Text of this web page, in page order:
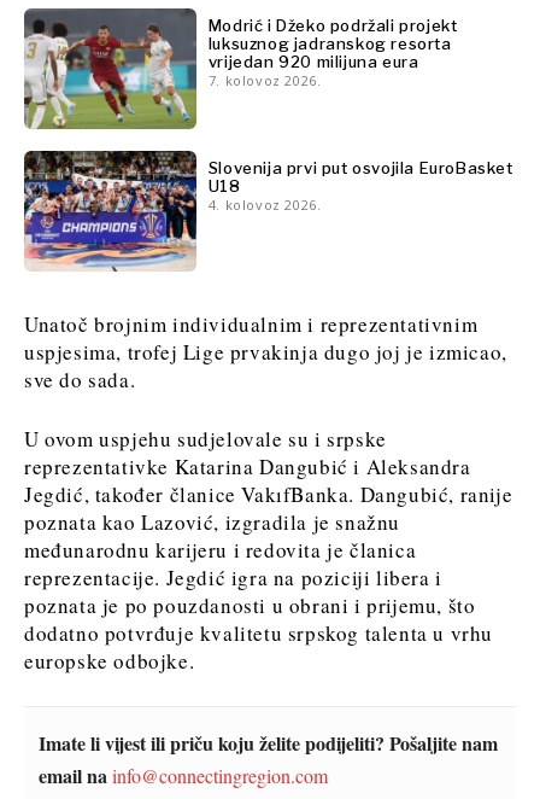
Insights
Intervju
Mišljenje
Svijet
Analiza
Vijesti
Događanja
Sport
Lifestyle
Hrana
piće
O nama Kontakt Oglašavanje Pretplata
Insights
Intervju
Mišljenje
Svijet
Analiza
Discover
Vijesti
Događanja
Sport
Lifestyle
Putovanja
Hrana
& piće
Western
Balkans
O nama Kontakt Oglašavanje Pretplata
Modrić i Džeko podržali projekt
luksuznog jadranskog resorta
vrijedan 920 milijuna eura
7. kolovoz 2026.
Slovenija prvi put osvojila EuroBasket
U18
4. kolovoz 2026.
Unatoč brojnim individualnim i reprezentativnim
uspjesima, trofej Lige prvakinja dugo joj je izmicao,
sve do sada.
U ovom uspjehu sudjelovale su i srpske
reprezentativke Katarina Dangubić i Aleksandra
Jegdić, također članice VakıfBanka. Dangubić, ranije
poznata kao Lazović, izgradila je snažnu
međunarodnu karijeru i redovita je članica
reprezentacije. Jegdić igra na poziciji libera i
poznata je po pouzdanosti u obrani i prijemu, što
dodatno potvrđuje kvalitetu srpskog talenta u vrhu
europske odbojke.
Imate li vijest ili priču koju želite podijeliti? Pošaljite nam
email nainfo@connectingregion.com